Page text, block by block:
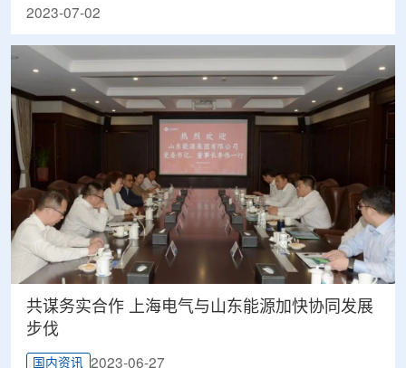
2023-07-02
共谋务实合作 上海电气与山东能源加快协同发展
步伐
国内资讯 2023-06-27